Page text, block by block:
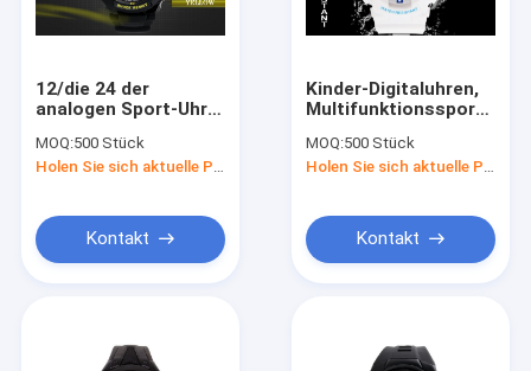
Fabrik-Ausflug
12/die 24 der
analogen Sport-Uhr-
verdoppeln Zeit-
Digital-
MOQ:500 Stück
Kontakt
Kinder-Digitaluhren,
Multifunktionssport-
Glockenspiel
MOQ:500 Stück
Kontakt